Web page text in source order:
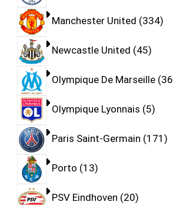
Manchester United 334
Newcastle United 45
Olympique De Marseille 36
Olympique Lyonnais 5
Paris Saint-Germain 171
Porto 13
PSV Eindhoven 20